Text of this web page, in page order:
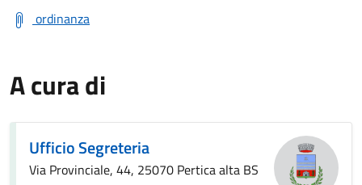
ordinanza
A cura di
Ufficio Segreteria
Via Provinciale, 44, 25070 Pertica alta BS